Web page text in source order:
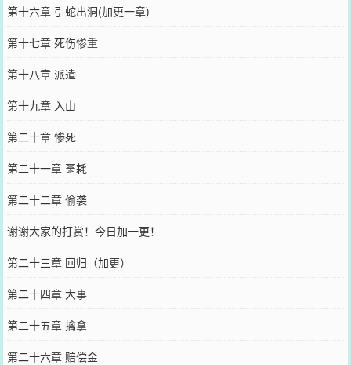
第十六章 引蛇出洞(加更一章)
第十七章 死伤惨重
第十八章 派遣
第十九章 入山
第二十章 惨死
第二十一章 噩耗
第二十二章 偷袭
谢谢大家的打赏！今日加一更！
第二十三章 回归（加更）
第二十四章 大事
第二十五章 擒拿
第二十六章 赔偿金